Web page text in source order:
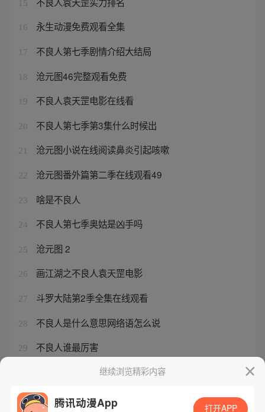
15
16 永生动漫免费观看全集
17 不良人第七季剧情介绍大结局
18 沧元图46完整观看免费
19 不良人袁天罡电影在线看
20 不良人第七季第3集什么时候出
21 沧元图小说在线阅读鼻炎引起咳嗽
22 沧元图番外篇第二季在线观看49
23 啥是不良人
24 不良人第七季奥姑是凶手吗
25 沧元图 2
26 画江湖之不良人袁天罡电影
27 斗罗大陆第2季全集在线观看
28 不良人是什么意思网络语怎么说
29 不良人谁最厉害
继续浏览精彩内容
腾讯动漫App 打开APP